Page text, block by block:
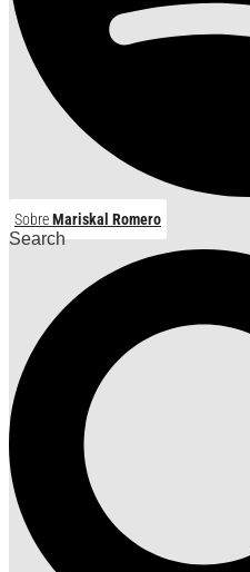
SobreMariskal Romero
Search